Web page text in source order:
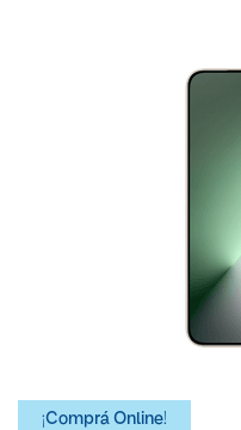
¡Comprá Online!